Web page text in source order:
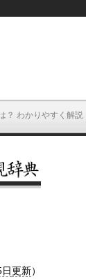
？ わかりやすく解説
更新）